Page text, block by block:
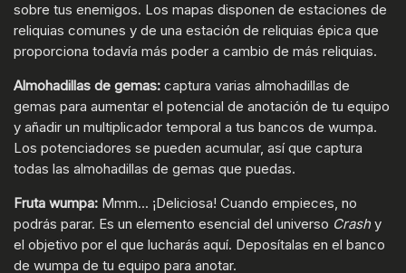
sobre tus enemigos. Los mapas disponen de estaciones de
reliquias comunes y de una estación de reliquias épica que
proporciona todavía más poder a cambio de más reliquias.
Almohadillas de gemas: captura varias almohadillas de
gemas para aumentar el potencial de anotación de tu equipo
y añadir un multiplicador temporal a tus bancos de wumpa.
Los potenciadores se pueden acumular, así que captura
todas las almohadillas de gemas que puedas.
Fruta wumpa: Mmm... ¡Deliciosa! Cuando empieces, no
podrás parar. Es un elemento esencial del universo Crashy
el objetivo por el que lucharás aquí. Deposítalas en el banco
de wumpa de tu equipo para anotar.